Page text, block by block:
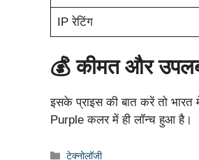
IP रेटिंग
💰 कीमत और
इसके प्राइस की बात करें तो
Purple कलर में ही लॉन्च हुआ है।
Categories
टेक्नोलॉजी